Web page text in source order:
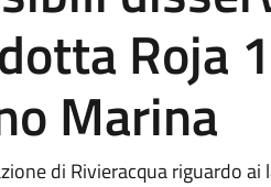
Roja
Marina
di Rivieracqua riguardo